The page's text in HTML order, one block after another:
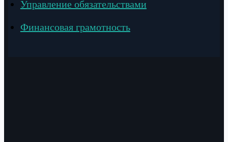
Управление обязательствами
Финансовая грамотность